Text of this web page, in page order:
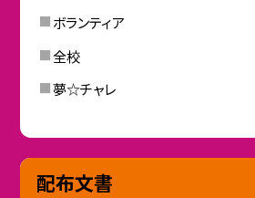
ボランティア
全校
夢☆チャレ
配布文書